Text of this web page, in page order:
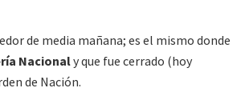
de media mañana; es el mismo donde
Nacionaly que fue cerrado (hoy
de Nación.